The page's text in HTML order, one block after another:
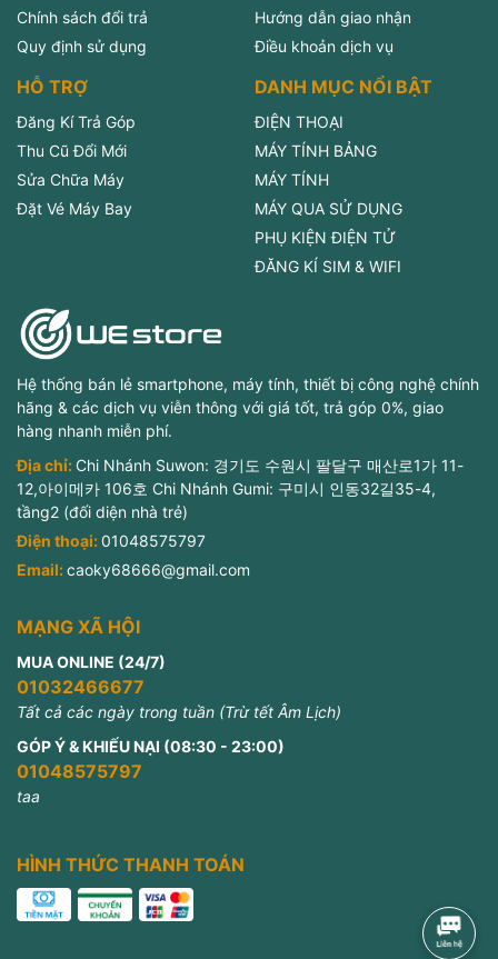
Chính sách đổi trả
Quy định sử dụng
Hướng dẫn giao nhận
Điều khoản dịch vụ
HỖ TRỢ
Đăng Kí Trả Góp
Thu Cũ Đổi Mới
Sửa Chữa Máy
Đặt Vé Máy Bay
DANH MỤC NỔI BẬT
ĐIỆN THOẠI
MÁY TÍNH BẢNG
MÁY TÍNH
MÁY QUA SỬ DỤNG
PHỤ KIỆN ĐIỆN TỬ
ĐĂNG KÍ SIM & WIFI
Hệ thống bán lẻ smartphone, máy tính, thiết bị công nghệ chính
hãng & các dịch vụ viễn thông với giá tốt, trả góp 0%, giao
hàng nhanh miễn phí.
Địa chỉ: Chi Nhánh Suwon: 경기도 수원시 팔달구 매산로1가 11-
12,아이메카 106호 Chi Nhánh Gumi: 구미시 인동32길35-4,
tầng2 (đối diện nhà trẻ)
Điện thoại:01048575797
Email:caoky68666@gmail.com
MẠNG XÃ HỘI
MUA ONLINE (24/7)
01032466677
Tất cả các ngày trong tuần (Trừ tết Âm Lịch)
GÓP Ý & KHIẾU NẠI (08:30 - 23:00)
01048575797
taa
HÌNH THỨC THANH TOÁN